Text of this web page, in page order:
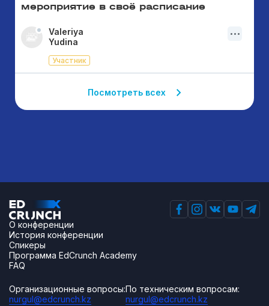
мероприятие в своё расписание
Valeriya
Yudina
Участник
Посмотреть всех
О конференции
История конференции
Спикеры
Программа EdCrunch Academy
FAQ
Организационные вопросы:
nurgul@edcrunch.kz
По техническим вопросам:
nurgul@edcrunch.kz